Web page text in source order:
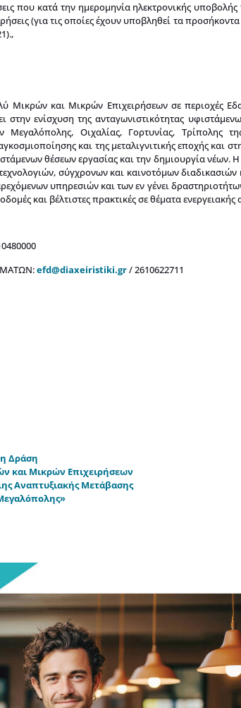
που κατά την ημερομηνία ηλεκτρονικής
(για τις οποίες έχουν υποβληθεί τα
Μικρών και Μικρών Επιχειρήσεων σε περιοχές
στην ενίσχυση της ανταγωνιστικότητας
Μεγαλόπολης, Οιχαλίας, Γορτυνίας, Τρίπολης
και της μεταλιγνιτικής εποχής και
θέσεων εργασίας και την δημιουργία νέων.
σύγχρονων και καινοτόμων
υπηρεσιών και των εν γένει
και βέλτιστες πρακτικές σε θέματα
efd@diaxeiristiki.gr/ 2610622711
Δράση
και Μικρών Επιχειρήσεων
Αναπτυξιακής Μετάβασης